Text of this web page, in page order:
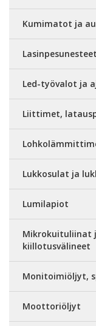
Kumimatot ja
Lasinpesunesteet
Led-työvalot ja
Liittimet,
Lukkosulat ja
Lumilapiot
Mikrokuituliinat
kiillotusvälineet
Monitoimiöljyt,
Moottoriöljyt